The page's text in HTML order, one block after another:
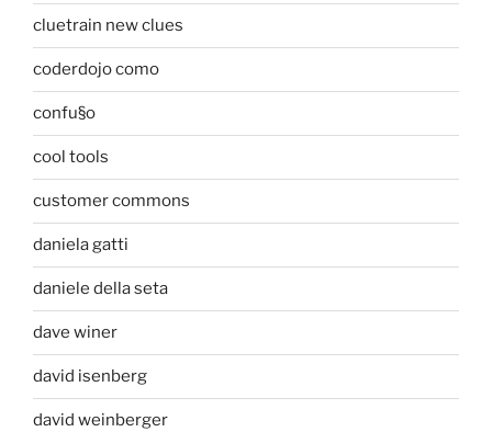
cluetrain new clues
coderdojo como
confu§o
cool tools
customer commons
daniela gatti
daniele della seta
dave winer
david isenberg
david weinberger